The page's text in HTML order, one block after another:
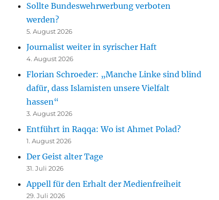
Sollte Bundeswehrwerbung verboten
werden?
5. August 2026
Journalist weiter in syrischer Haft
4. August 2026
Florian Schroeder: „Manche Linke sind blind
dafür, dass Islamisten unsere Vielfalt
hassen“
3. August 2026
Entführt in Raqqa: Wo ist Ahmet Polad?
1. August 2026
Der Geist alter Tage
31. Juli 2026
Appell für den Erhalt der Medienfreiheit
29. Juli 2026